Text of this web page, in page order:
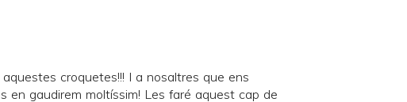
croquetes!!! I a nosaltres que ens
en gaudirem moltíssim! Les faré aquest cap de